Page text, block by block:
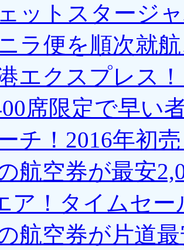
ットスタージ
ラ便を順次就
エクスプレス
席限定で早い
チ！2016年初
航空券が最安
ア！タイムセー
航空券が片道最